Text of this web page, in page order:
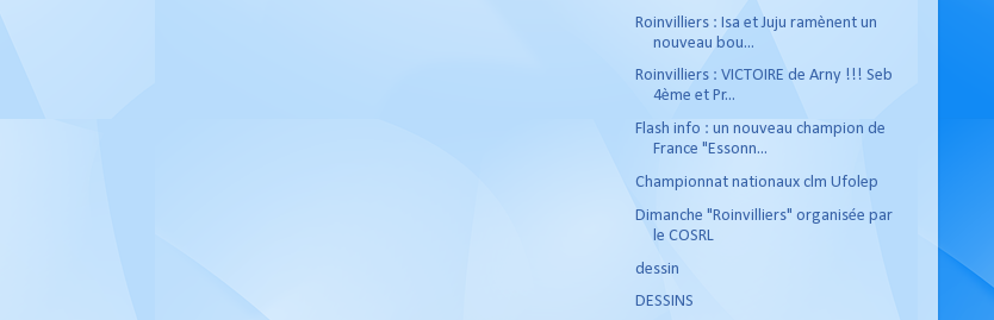
Roinvilliers : Isa et Juju ramènent un
nouveau bou...
Roinvilliers : VICTOIRE de Arny !!! Seb
4ème et Pr...
Flash info : un nouveau champion de
France "Essonn...
Championnat nationaux clm Ufolep
Dimanche "Roinvilliers" organisée par
le COSRL
dessin
DESSINS